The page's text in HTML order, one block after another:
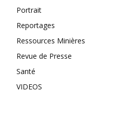
Portrait
Reportages
Ressources Minières
Revue de Presse
Santé
VIDEOS